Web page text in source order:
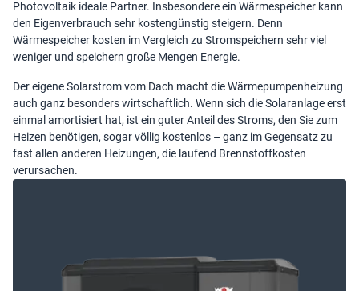
Photovoltaik ideale Partner. Insbesondere ein Wärmespeicher kann
den Eigenverbrauch sehr kostengünstig steigern. Denn
Wärmespeicher kosten im Vergleich zu Stromspeichern sehr viel
weniger und speichern große Mengen Energie.
Der eigene Solarstrom vom Dach macht die Wärmepumpenheizung
auch ganz besonders wirtschaftlich. Wenn sich die Solaranlage erst
einmal amortisiert hat, ist ein guter Anteil des Stroms, den Sie zum
Heizen benötigen, sogar völlig kostenlos – ganz im Gegensatz zu
fast allen anderen Heizungen, die laufend Brennstoffkosten
verursachen.